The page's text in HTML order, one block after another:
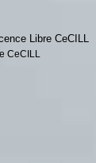
Libre CeCILL
CeCILL